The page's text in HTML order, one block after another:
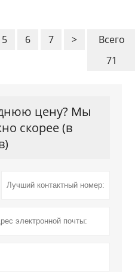
5 6 7 >
Всего
71
цену? Мы
скорее (в